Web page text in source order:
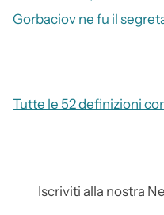
Gorbaciov ne fu il
Tutte le 52 definizioni
Iscriviti alla nostra